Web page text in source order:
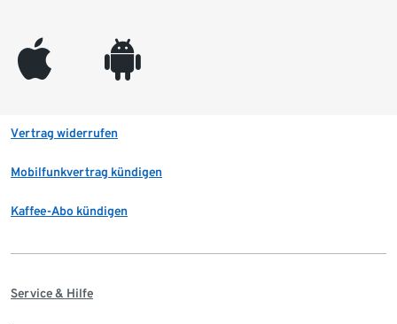
appleinc android
Vertrag widerrufen
Mobilfunkvertrag kündigen
Kaffee-Abo kündigen
Service & Hilfe